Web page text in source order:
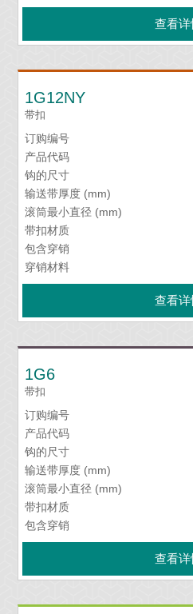
查看详
1G12NY
带扣
订购编号
产品代码
钩的尺寸
输送带厚度 (mm)
滚筒最小直径 (mm)
带扣材质
包含穿销
穿销材料
查看详
1G6
带扣
订购编号
产品代码
钩的尺寸
输送带厚度 (mm)
滚筒最小直径 (mm)
带扣材质
包含穿销
查看详